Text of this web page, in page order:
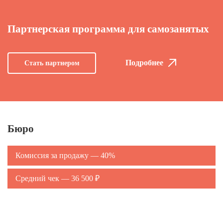
Партнерская программа для самозанятых
Стать партнером Подробнее
Бюро
Комиссия за продажу — 40%
Средний чек — 36 500 ₽